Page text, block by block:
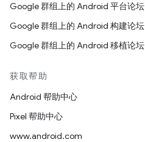
Google 群组上的 Android 平台论坛
Google 群组上的 Android 构建论坛
Google 群组上的 Android 移植论坛
获取帮助
Android 帮助中心
Pixel 帮助中心
www.android.com